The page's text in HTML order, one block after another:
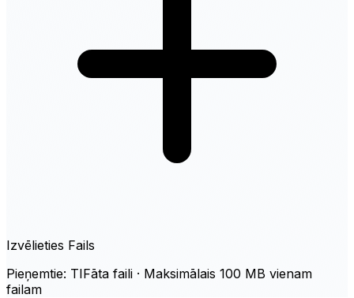
Izvēlieties Fails
Pieņemtie: TIFāta faili · Maksimālais 100 MB vienam
failam